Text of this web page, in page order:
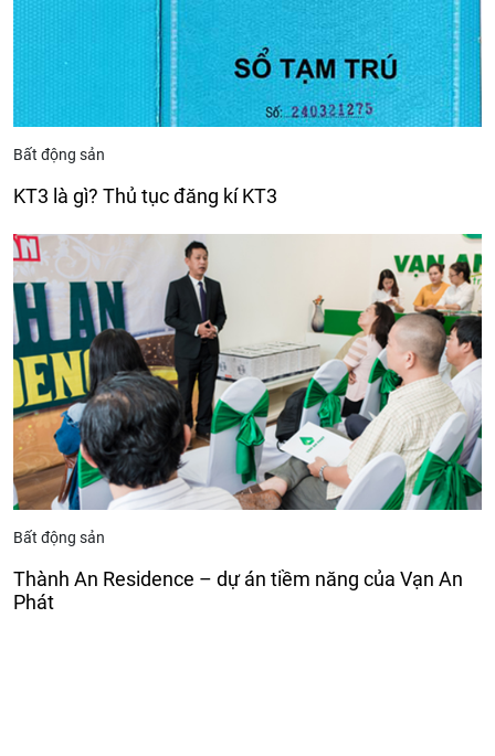
Bất động sản
KT3 là gì? Thủ tục đăng kí KT3
Bất động sản
Thành An Residence – dự án tiềm năng của Vạn An
Phát